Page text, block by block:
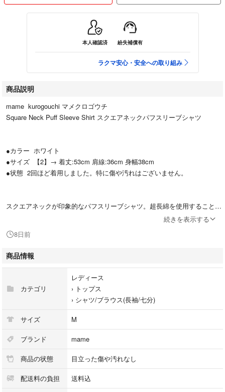
本人確認済 紛失補償有
ラクマ安心・安全への取り組み
商品説明
mame kurogouchi マメクロゴウチ
Square Neck Puff Sleeve Shirt スクエアネックパフスリーブシャツ
●カラー ホワイト
●サイズ 【2】→ 着丈:53cm 肩線:36cm 身幅38cm
●状態 2回ほど着用しました。特に傷や汚れはございません。
スクエアネックが印象的なパフスリーブシャツ。超長綿を使用すること
で、上品な光沢感と肌触りの良い生地に。女性らしいボリュームのある袖
のインナーまで、幅広いスタイルマッチするアイテム。
さらりとした質感と広めのスクエアネックですっきりとご着用いただけま
す。シンプルなデザインで様々なコーディネートでお使いいただけます。
【素材】96% コットン, 4% ポリウレタン
fumie tanaka
yohei ohno
続きを表示する
8日前
商品情報
カテゴリ
レディース
› トップス
› シャツ/ブラウス(長袖/七分)
サイズ M
ブランド mame
商品の状態 目立った傷や汚れなし
配送料の負担 送料込